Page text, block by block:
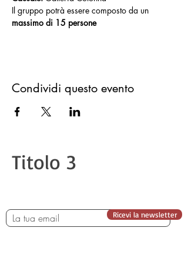
Il gruppo potrà essere composto da un
massimo di 15 persone
Condividi questo evento
Titolo 3
Ricevi la newsletter